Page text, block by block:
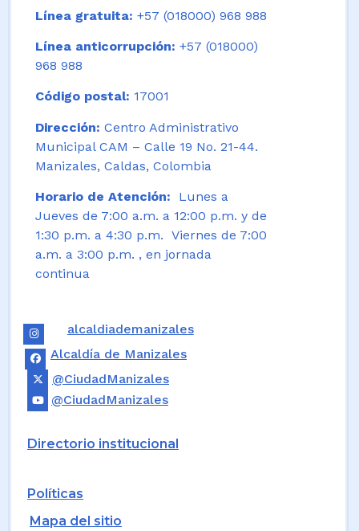
Línea gratuita: +57 (018000) 968 988
Línea anticorrupción: +57 (018000)
968 988
Código postal: 17001
Dirección: Centro Administrativo
Municipal CAM – Calle 19 No. 21-44.
Manizales, Caldas, Colombia
Horario de Atención: Lunes a
Jueves de 7:00 a.m. a 12:00 p.m. y de
1:30 p.m. a 4:30 p.m. Viernes de 7:00
a.m. a 3:00 p.m. , en jornada
continua
alcaldiademanizales
Alcaldía de Manizales
@CiudadManizales
@CiudadManizales
Directorio institucional
Políticas
Mapa del sitio